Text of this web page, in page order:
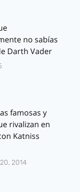
no sabías
Darth Vader
famosas y
rivalizan en
Katniss
2014